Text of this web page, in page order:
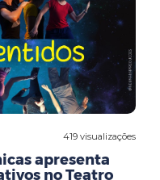
419 visualizações
apresenta
no Teatro